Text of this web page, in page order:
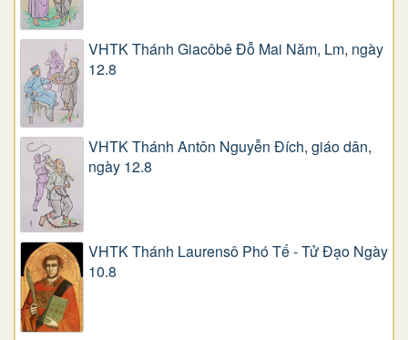
VHTK Thánh Giacôbê Ðỗ Mai Năm, Lm, ngày
12.8
VHTK Thánh Antôn Nguyễn Ðích, giáo dân,
ngày 12.8
VHTK Thánh Laurensô Phó Tế - Tử Đạo Ngày
10.8